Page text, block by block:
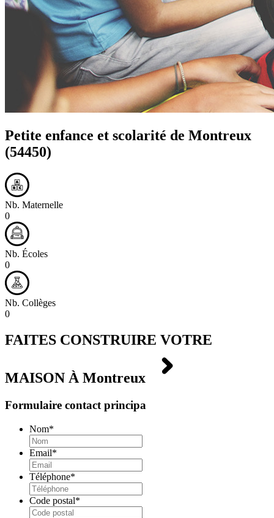
Petite enfance et scolarité de Montreux
(54450)
Nb. Maternelle
0
Nb. Écoles
0
Nb. Collèges
0
FAITES CONSTRUIRE VOTRE
MAISON À Montreux
Formulaire contact principa
Nom*
Email*
Téléphone*
Code postal*